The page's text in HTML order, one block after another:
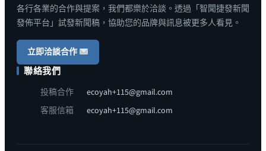
各行各業的合作與提案，我們都樂於洽談。透過「智聞捷發新聞
發佈平台」試發新聞稿，協助您的品牌與訊息被更多人看見。
立即洽談合作
聯絡我們
投稿合作
ecoyah+115@gmail.com
客服信箱
ecoyah+115@gmail.com